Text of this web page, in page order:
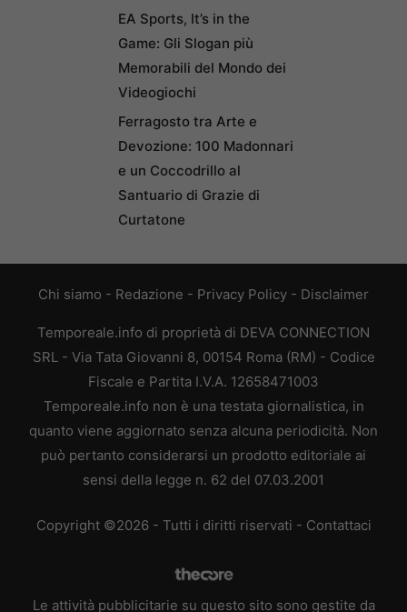
EA Sports, It’s in the
Game: Gli Slogan più
Memorabili del Mondo dei
Videogiochi
Ferragosto tra Arte e
Devozione: 100 Madonnari
e un Coccodrillo al
Santuario di Grazie di
Curtatone
Chi siamo - Redazione - Privacy Policy - Disclaimer
Temporeale.info di proprietà di DEVA CONNECTION
SRL - Via Tata Giovanni 8, 00154 Roma (RM) - Codice
Fiscale e Partita I.V.A. 12658471003
Temporeale.info non è una testata giornalistica, in
quanto viene aggiornato senza alcuna periodicità. Non
può pertanto considerarsi un prodotto editoriale ai
sensi della legge n. 62 del 07.03.2001
Copyright ©2026 - Tutti i diritti riservati - Contattaci
Le attività pubblicitarie su questo sito sono gestite da